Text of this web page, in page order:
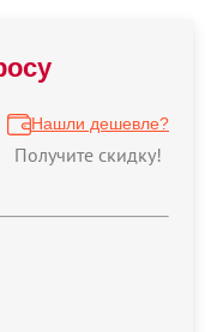
Нашли дешевле?
Получите скидку!